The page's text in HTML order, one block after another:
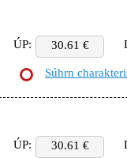
ÚP: 30.61 €
Súhrn
ÚP: 30.61 €